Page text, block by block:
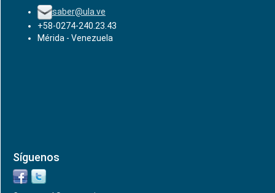
saber@ula.ve
+58-0274-240.23.43
Mérida - Venezuela
Síguenos